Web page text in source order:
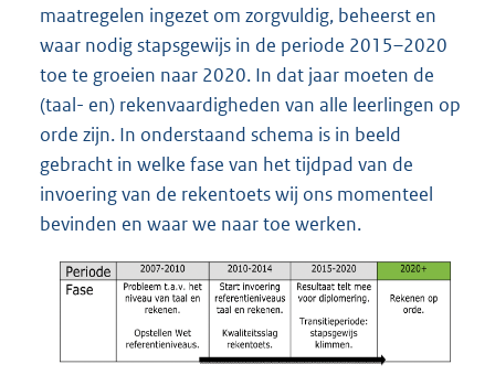
maatregelen ingezet om zorgvuldig, beheerst en
waar nodig stapsgewijs in de periode 2015–2020
toe te groeien naar 2020. In dat jaar moeten de
(taal- en) rekenvaardigheden van alle leerlingen op
orde zijn. In onderstaand schema is in beeld
gebracht in welke fase van het tijdpad van de
invoering van de rekentoets wij ons momenteel
bevinden en waar we naar toe werken.